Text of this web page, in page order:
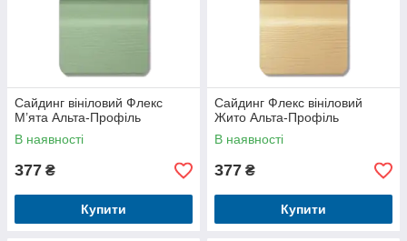
Сайдинг вініловий Флекс
М’ята Альта-Профіль
В наявності
377 ₴
Купити
Сайдинг Флекс вініловий
Жито Альта-Профіль
В наявності
377 ₴
Купити